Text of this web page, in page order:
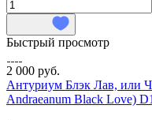
Быстрый просмотр
2 000 руб.
Антуриум Блэк Лав, или
Аndraeanum Black Love)